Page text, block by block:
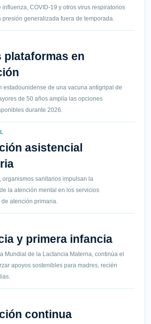
influenza, COVID-19 y otros virus respiratorios
presión generalizada fuera de temporada.
plataformas en
estadounidense de una vacuna antigripal de
de 50 años amplía las opciones
durante 2026.
asistencial
organismos sanitarios impulsan la
la atención mental en los servicios
atención primaria.
y primera infancia
Mundial de la Lactancia Materna, continúa el
apoyos sostenibles para madres, recién
continua